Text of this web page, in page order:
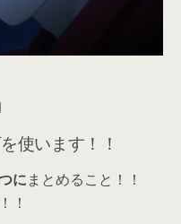
使います！！
にまとめること！！
！